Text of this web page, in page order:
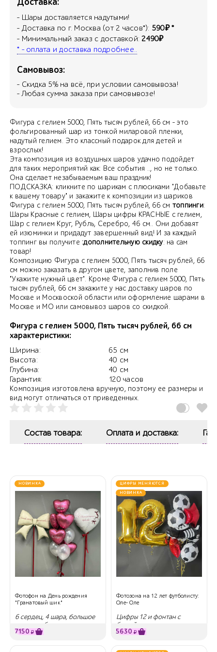
- Шары доставляется надутыми!
- Доставка по г. Москва (от 2 часов*): 590₽ *
- Минимальный заказ с доставкой:2490₽
* - оплата и доставка подробнее..
Самовывоз:
- Скидка 5% на всё, при условии самовывоза!
- Любая сумма заказа при самовывозе!
Фигура с гелием 5000, Пять тысяч рублей, 66 см - это
фольгированный шар из тонкой миларовой пленки,
надутый гелием. Это классный подарок для детей и
взрослых!
Эта композиция из воздушных шаров удачно подойдет
для таких мероприятий как: Все события .., но не только.
Она сделает незабываемым ваш праздник!
ПОДСКАЗКА: кликните по шарикам с плюсиками "Добавьте
к вашему товару" и закажите к композиции из шариков
Фигура с гелием 5000, Пять тысяч рублей, 66 см топпинги:
Шары Красные с гелием, Шары цифры КРАСНЫЕ с гелием,
Шар с гелием Круг, Рубль, Серебро, 46 см.. Они добавят
ей изюминки и придадут завершенный вид! И за каждый
топпинг вы получите :дополнительную скидку: на сам
товар!
Композицию Фигура с гелием 5000, Пять тысяч рублей, 66
см можно заказать в другом цвете, заполнив поле
"Укажите нужный цвет". Кроме Фигура с гелием 5000, Пять
тысяч рублей, 66 см закажите у нас доставку шаров по
Москве и Москвоской области или оформление шарами в
Москве и МО или самовывоз шаров со скидкой.
Фигура с гелием 5000, Пять тысяч рублей, 66 см
характеристики:
Ширина:
Высота:
Глубина:
Гарантия:
65 см
40 см
40 см
120 часов
Композиция изготовлена вручную, поэтому ее размеры и
вид могут отличаться от приведенных.
Состав товара: Оплата и доставка:
НОВИНКА
Фотофон на День рождения
"Гранатовый шик"
6 сердец, 4 шара, большое
сердце и бант
7150 ₽
ЦИФРЫ МЕНЯЮТСЯ
НОВИНКА
Фотозона на 12 лет футболисту:
Оле- Оле
Цифры 12 и фонтан с
бутсей
5630 ₽